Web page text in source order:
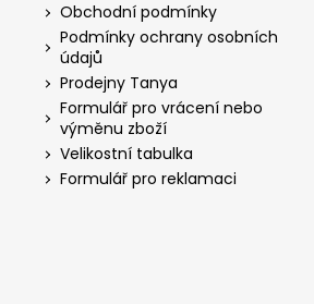
Obchodní podmínky
Podmínky ochrany osobních
údajů
Prodejny Tanya
Formulář pro vrácení nebo
výměnu zboží
Velikostní tabulka
Formulář pro reklamaci